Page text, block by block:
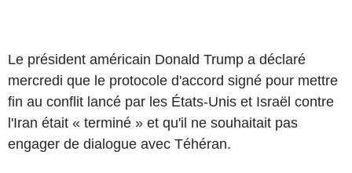
Le président américain Donald Trump a déclaré
mercredi que le protocole d'accord signé pour mettre
fin au conflit lancé par les États-Unis et Israël contre
l'Iran était « terminé » et qu'il ne souhaitait pas
engager de dialogue avec Téhéran.